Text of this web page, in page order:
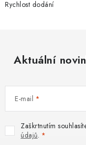
Rychlost dodání
Aktuální
E-mail
Zaškrtnutím
údajů.